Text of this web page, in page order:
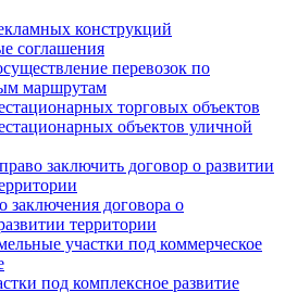
конструкций
соглашения
перевозок по
маршрутам
торговых объектов
объектов уличной
заключить договор о развитии
заключения договора о
территории
участки под коммерческое
под комплексное развитие